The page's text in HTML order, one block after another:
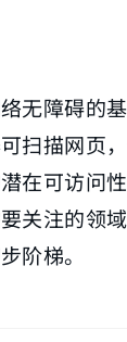
无障碍的
扫描网页
在可访问
关注的领
阶梯。